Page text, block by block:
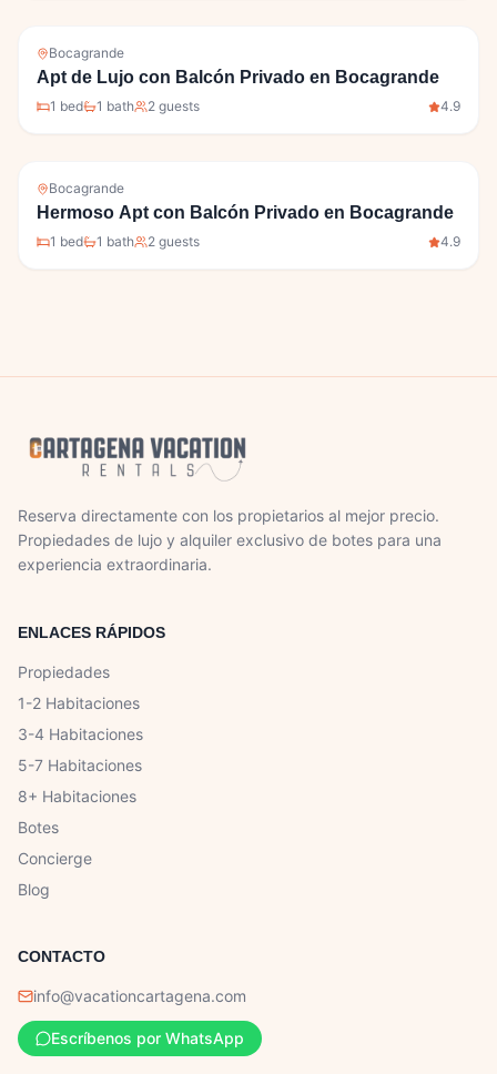
Bocagrande
Apt de Lujo con Balcón Privado en Bocagrande
1 bed 1 bath 2 guests 4.9
Bocagrande
Hermoso Apt con Balcón Privado en Bocagrande
1 bed 1 bath 2 guests 4.9
Reserva directamente con los propietarios al mejor precio.
Propiedades de lujo y alquiler exclusivo de botes para una
experiencia extraordinaria.
ENLACES RÁPIDOS
Propiedades
1-2 Habitaciones
3-4 Habitaciones
5-7 Habitaciones
8+ Habitaciones
Botes
Concierge
Blog
CONTACTO
info@vacationcartagena.com
Escríbenos por WhatsApp